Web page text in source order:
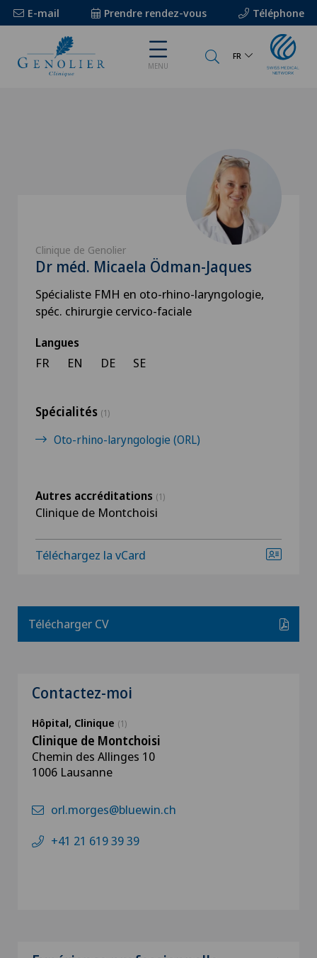
E-mail Prendre rendez-vous Téléphone
MENU
FR
Clinique de Genolier
Dr méd. Micaela Ödman-Jaques
Spécialiste FMH en oto-rhino-laryngologie,
spéc. chirurgie cervico-faciale
Langues
FR EN DE SE
Spécialités (1)
Oto-rhino-laryngologie (ORL)
Autres accréditations (1)
Clinique de Montchoisi
Téléchargez la vCard
Télécharger CV
Contactez-moi
Hôpital, Clinique (1)
Clinique de Montchoisi
Chemin des Allinges 10
1006 Lausanne
orl.morges@bluewin.ch
+41 21 619 39 39